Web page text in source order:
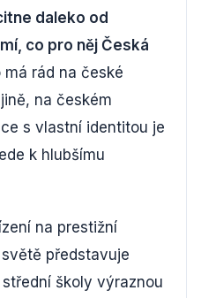
daleko od
co pro něj Česká
má rád na české
na českém
s vlastní identitou je
k hlubšímu
na prestižní
představuje
školy výraznou